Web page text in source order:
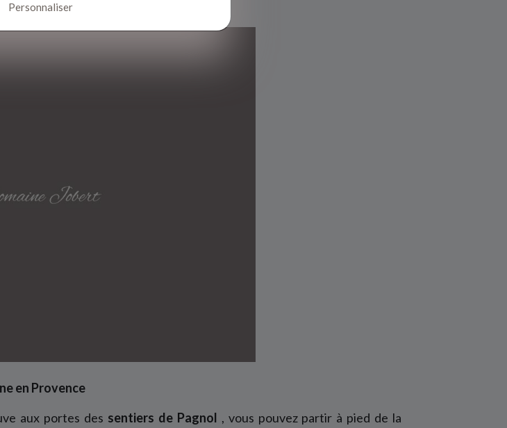
en Provence
aux portes des sentiers de Pagnol , vous pouvez partir à pied de la
Personnaliser